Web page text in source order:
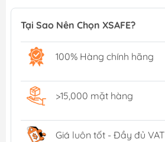
Tại Sao Nên Chọn XSAFE?
100% Hàng chính hãng
>15,000 mặt hàng
Giá luôn tốt - Đầy đủ VAT